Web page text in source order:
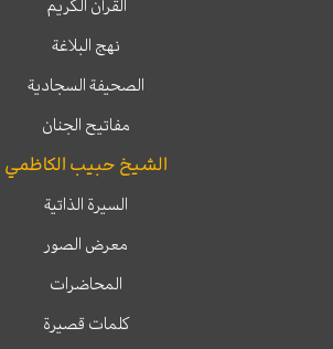
القرآن الكريم
نهج البلاغة
الصحيفة السجادية
مفاتيح الجنان
الشيخ حبيب الكاظمي
السيرة الذاتية
معرض الصور
المحاضرات
كلمات قصيرة